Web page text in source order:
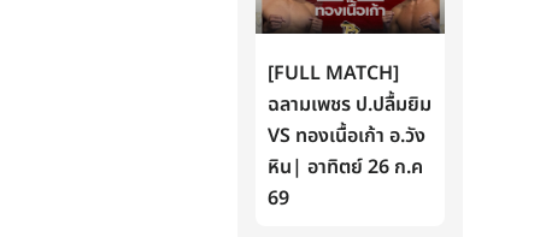
[FULL MATCH]
ฉลามเพชร ป.ปลื้มยิม
VS ทองเนื้อเก้า อ.วัง
หิน| อาทิตย์ 26 ก.ค
69